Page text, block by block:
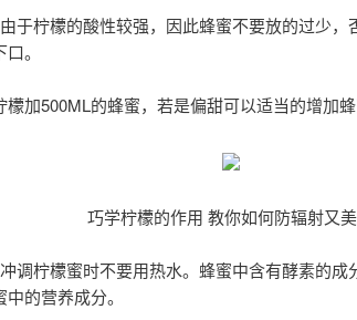
由于柠檬的酸性较强，因此蜂蜜不要放的过少，
。
檬加500ML的蜂蜜，若是偏甜可以适当的增加蜂
巧学柠檬的作用 教你如何防辐射又
冲调柠檬蜜时不要用热水。蜂蜜中含有酵素的成
的营养成分。